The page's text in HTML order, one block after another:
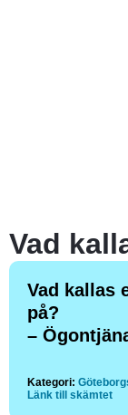
Vad kallas
på?
–
Kategori:
Länk till skämtet